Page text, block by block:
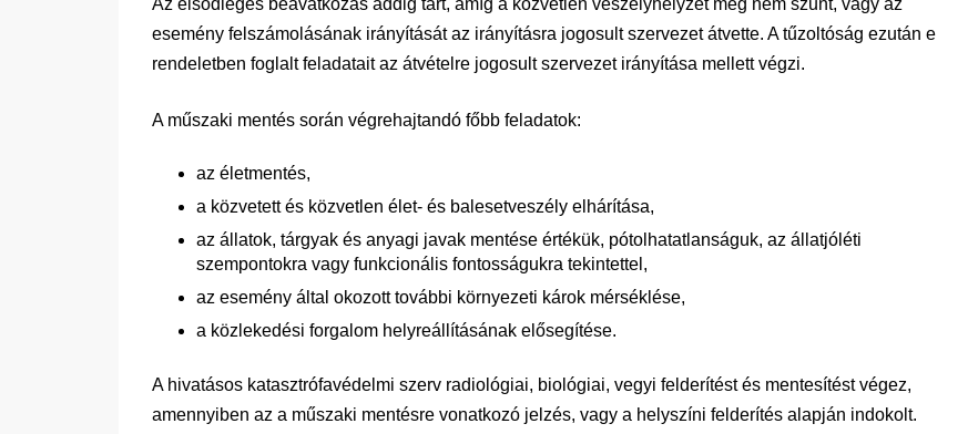
Az elsődleges beavatkozás addig tart, amíg a közvetlen veszélyhelyzet meg nem szűnt, vagy az
esemény felszámolásának irányítását az irányításra jogosult szervezet átvette. A tűzoltóság ezután e
rendeletben foglalt feladatait az átvételre jogosult szervezet irányítása mellett végzi.
A műszaki mentés során végrehajtandó főbb feladatok:
az életmentés,
a közvetett és közvetlen élet- és balesetveszély elhárítása,
az állatok, tárgyak és anyagi javak mentése értékük, pótolhatatlanságuk, az állatjóléti
szempontokra vagy funkcionális fontosságukra tekintettel,
az esemény által okozott további környezeti károk mérséklése,
a közlekedési forgalom helyreállításának elősegítése.
A hivatásos katasztrófavédelmi szerv radiológiai, biológiai, vegyi felderítést és mentesítést végez,
amennyiben az a műszaki mentésre vonatkozó jelzés, vagy a helyszíni felderítés alapján indokolt.